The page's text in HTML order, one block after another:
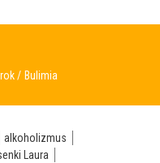
Bulimia
alkoholizmus
Laura